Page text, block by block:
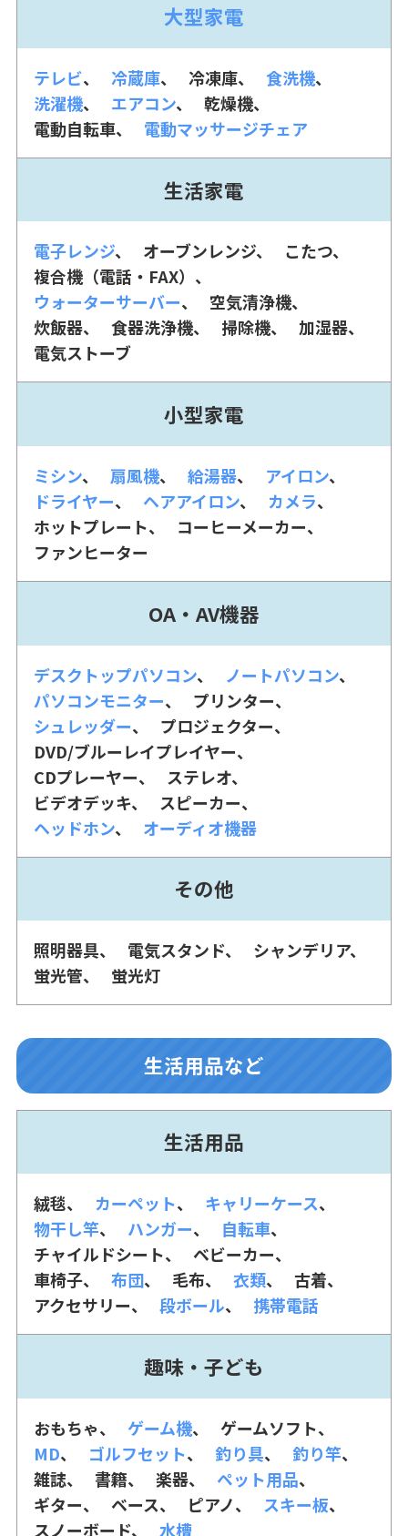
大型家電
テレビ 冷蔵庫 冷凍庫
食洗機
洗濯機
エアコン
乾燥機
電動自転車
電動マッサージチェア
生活家電
電子レンジ オーブンレンジ
こたつ
複合機（電話・FAX）
ウォーターサーバー
空気清浄機
炊飯器
食器洗浄機 掃除機
加湿器
電気ストーブ
小型家電
ミシン 扇風機 給湯器
アイロン
ドライヤー
ヘアアイロン
カメラ
ホットプレート
コーヒーメーカー
ファンヒーター
OA・AV機器
デスクトップパソコン
ノートパソコン
パソコンモニター
プリンター
シュレッダー
プロジェクター
DVD/ブルーレイプレイヤー
CDプレーヤー
ステレオ
ビデオデッキ
スピーカー
ヘッドホン
オーディオ機器
その他
照明器具 電気スタンド
シャンデリア
蛍光管
蛍光灯
生活用品など
生活用品
絨毯 カーペット
キャリーケース
物干し竿
ハンガー
自転車
チャイルドシート
ベビーカー
車椅子
布団 毛布 衣類
古着
アクセサリー
段ボール 携帯電話
趣味・子ども
おもちゃ ゲーム機
ゲームソフト
MD
ゴルフセット 釣り具
釣り竿
雑誌
書籍 楽器
ペット用品
ギター
ベース ピアノ
スキー板
スノーボード
水槽